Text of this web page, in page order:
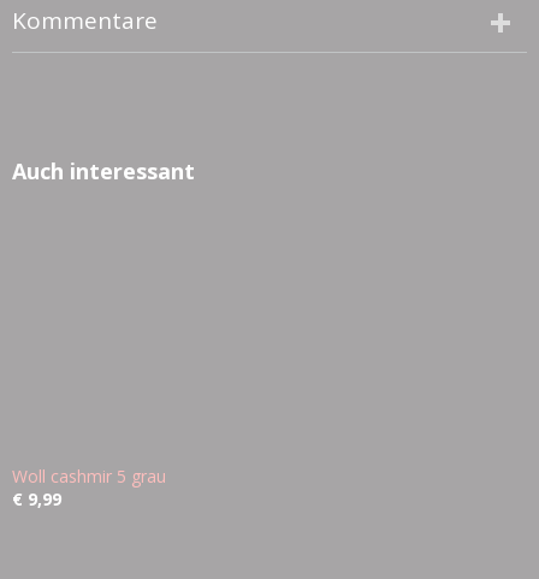
Kommentare
Auch interessant
Woll cashmir 5 grau
€ 9,99